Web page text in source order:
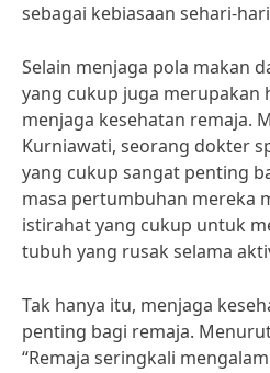
sebagai kebiasaan sehari-
Selain menjaga pola makan
yang cukup juga merupakan
menjaga kesehatan remaja.
Kurniawati, seorang dokter
yang cukup sangat penting
masa pertumbuhan mereka
istirahat yang cukup untuk
tubuh yang rusak selama
Tak hanya itu, menjaga
penting bagi remaja.
“Remaja seringkali